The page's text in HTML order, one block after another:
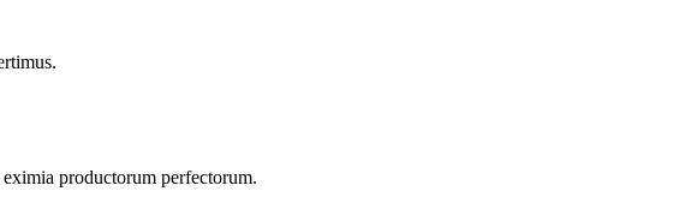
productorum perfectorum.